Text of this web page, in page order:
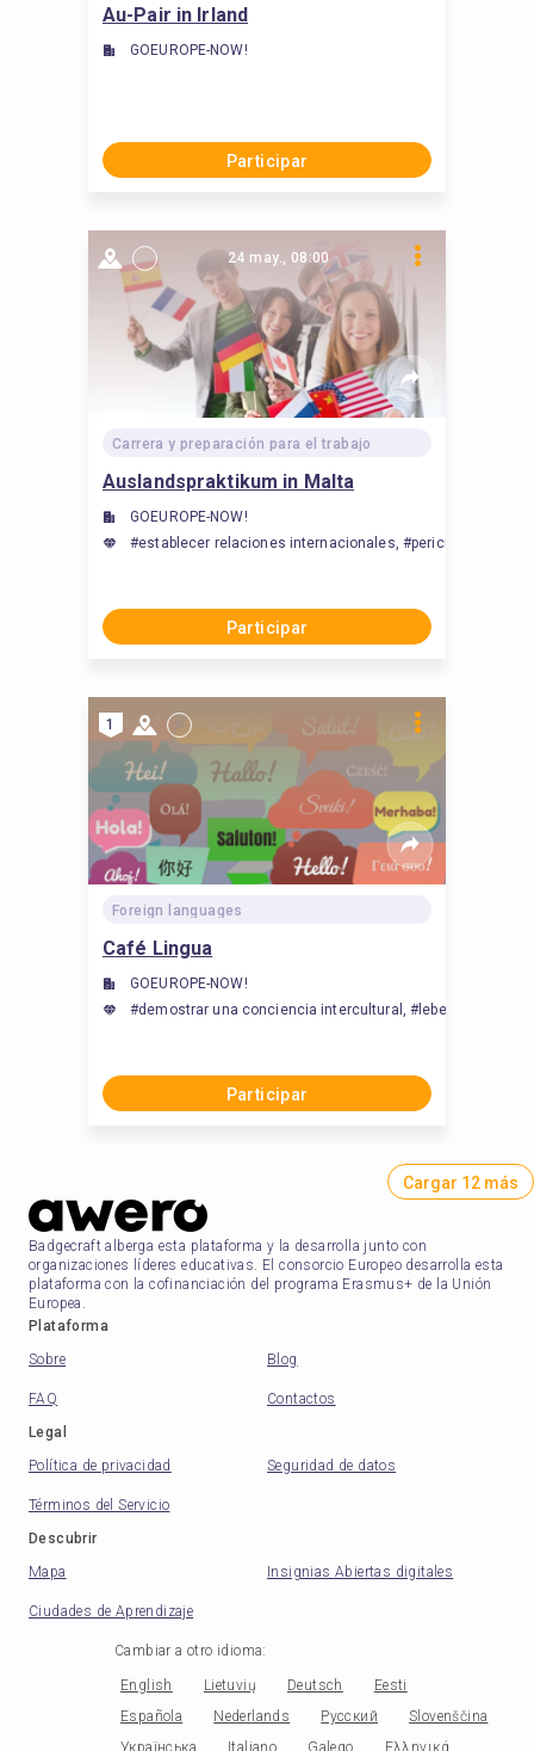
Au-Pair in Irland
GOEUROPE-NOW!
Participar
24 may., 08:00
Carrera y preparación para el trabajo
Auslandspraktikum in Malta
GOEUROPE-NOW!
#establecer relaciones internacionales, #pericia en
Participar
1
Foreign languages
Café Lingua
GOEUROPE-NOW!
#demostrar una conciencia intercultural, #lebende
Participar
Cargar 12 más
Badgecraft alberga esta plataforma y la desarrolla junto con
organizaciones líderes educativas. El consorcio Europeo desarrolla esta
plataforma con la cofinanciación del programa Erasmus+ de la Unión
Europea.
Plataforma
Sobre
Blog
FAQ
Contactos
Legal
Política de privacidad
Seguridad de datos
Términos del Servicio
Descubrir
Mapa
Insignias Abiertas digitales
Ciudades de Aprendizaje
Cambiar a otro idioma:
English Lietuvių Deutsch
Eesti
Española
Nederlands Русский
Slovenščina
Українська
Italiano Galego Ελληνικά